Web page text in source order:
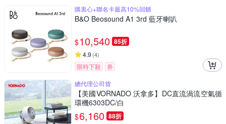
購衷心+聯名卡最高10%回饋
B&O Beosound A1 3rd 藍牙喇叭
$10,540 85折
4.9 (4)
限時下殺
券
總代理公司貨
【美國VORNADO 沃拿多】DC直流渦流空氣循
環機6303DC/白
$6,160 88折